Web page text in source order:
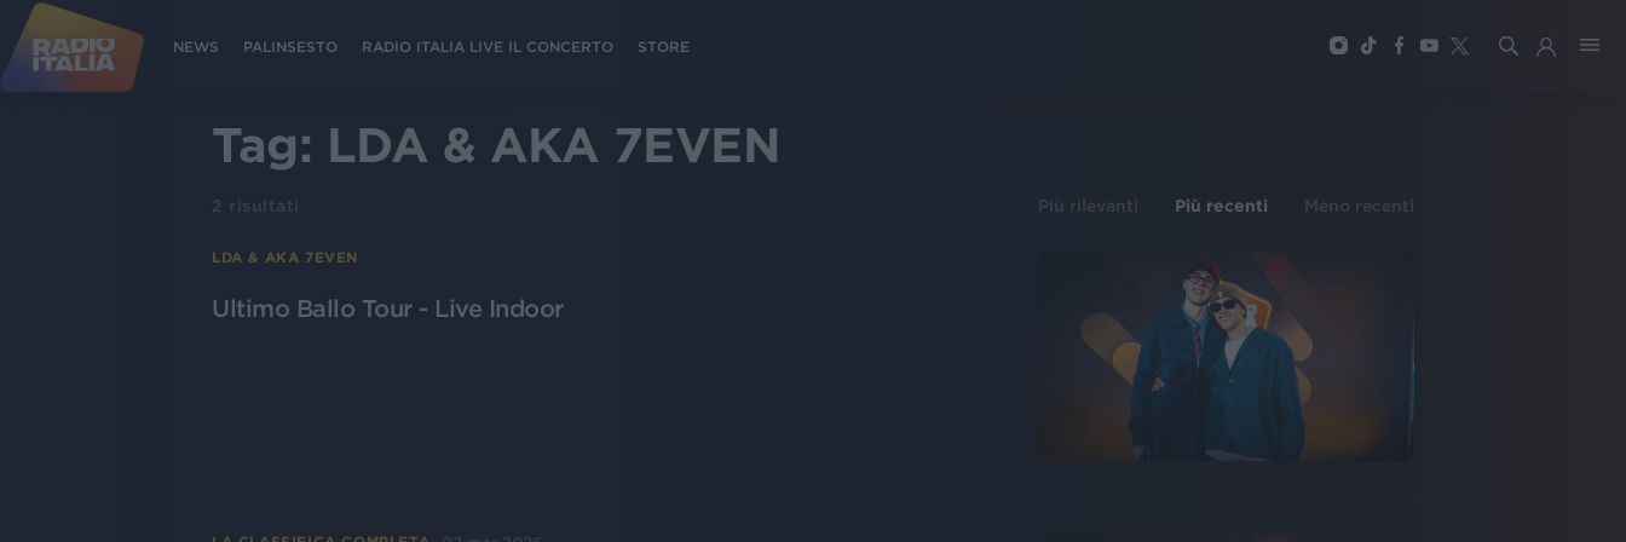
NEWS PALINSESTO RADIO ITALIA LIVE IL CONCERTO STORE
Tag: LDA & AKA 7EVEN
2 risultati Più rilevanti Più recenti Meno recenti
LDA & AKA 7EVEN
Ultimo Ballo Tour - Live Indoor